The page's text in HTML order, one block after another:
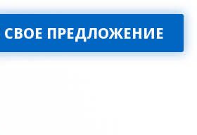
СВОЕ ПРЕДЛОЖЕНИЕ